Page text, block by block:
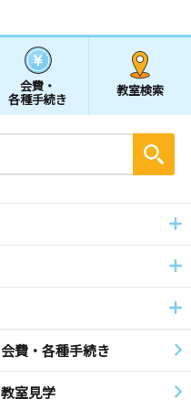
会費・
各種手続き
教室検索
会費・各種手続き
教室見学